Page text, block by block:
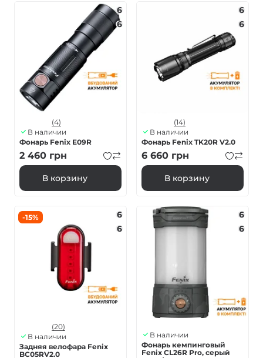
6
6
(4)
В наличии
Фонарь Fenix E09R
2 460 грн
В корзину
6
6
(14)
В наличии
Фонарь Fenix TK20R V2.0
6 660 грн
В корзину
-15%
6
6
(20)
В наличии
Задняя велофара Fenix
BC05RV2.0
6
6
В наличии
Фонарь кемпинговый
Fenix ​​CL26R Pro, серый